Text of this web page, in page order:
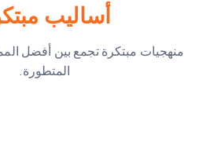
أساليب
منهجيات مبتكرة تجمع بين أفضل
المتطورة.